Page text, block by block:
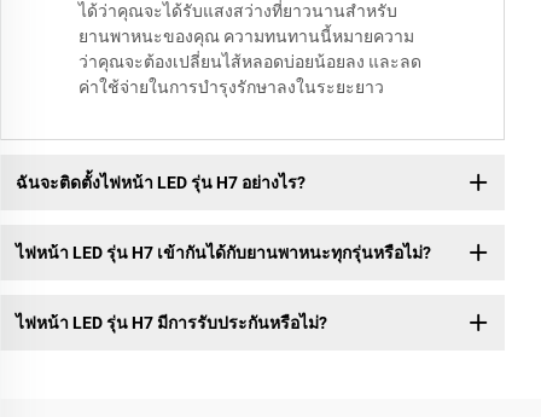
ได้ว่าคุณจะได้รับแสงสว่างที่ยาวนานสำหรับ
ยานพาหนะของคุณ ความทนทานนี้หมายความ
ว่าคุณจะต้องเปลี่ยนไส้หลอดบ่อยน้อยลง และลด
ค่าใช้จ่ายในการบำรุงรักษาลงในระยะยาว
ฉันจะติดตั้งไฟหน้า LED รุ่น H7 อย่างไร?
ไฟหน้า LED รุ่น H7 เข้ากันได้กับยานพาหนะทุกรุ่นหรือไม่?
ไฟหน้า LED รุ่น H7 มีการรับประกันหรือไม่?